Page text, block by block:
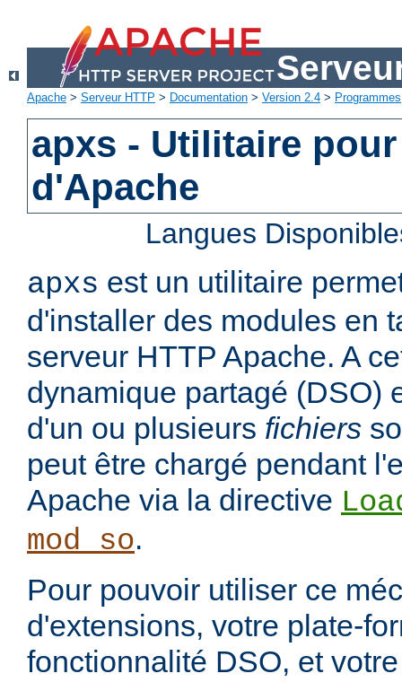
Apache > Serveur HTTP > Documentation > Version 2.4 > Programmes
apxs - Utilitaire
d'Apache
Langues
apxs est un utilitaire
d'installer des modules en
serveur HTTP Apache. A
dynamique partagé (DSO)
d'un ou plusieurs fichiers
peut être chargé pendant
Apache via la directive
mod_so.
Pour pouvoir utiliser ce
d'extensions, votre plate-
fonctionnalité DSO, et